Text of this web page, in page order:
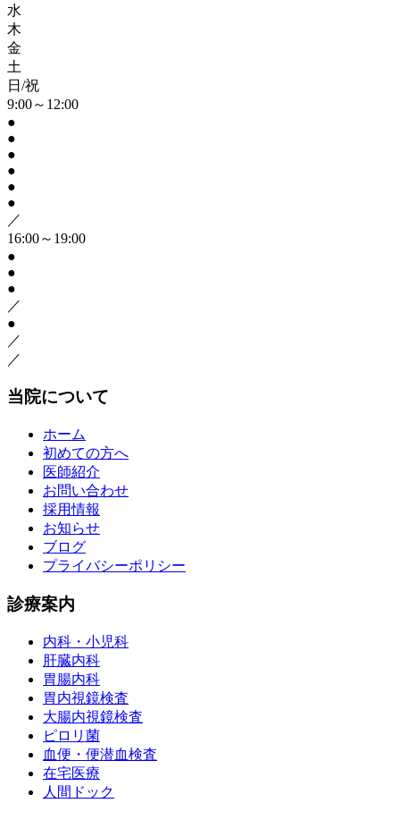
水
木
金
土
日/祝
9:00～12:00
●
●
●
●
●
●
／
16:00～19:00
●
●
●
／
●
／
／
当院について
ホーム
初めての方へ
医師紹介
お問い合わせ
採用情報
お知らせ
ブログ
プライバシーポリシー
診療案内
内科・小児科
肝臓内科
胃腸内科
胃内視鏡検査
大腸内視鏡検査
ピロリ菌
血便・便潜血検査
在宅医療
人間ドック